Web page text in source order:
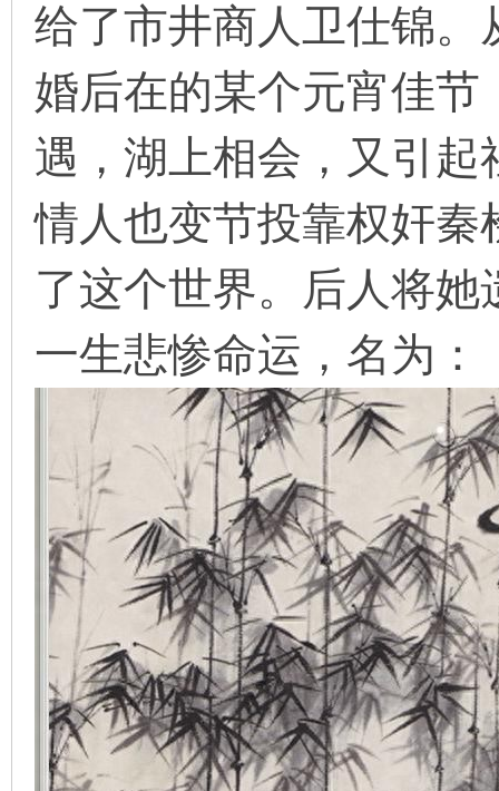
给了市井商人卫仕锦
婚后在的某个元宵佳
遇，湖上相会，又引
情人也变节投靠权奸
了这个世界。后人将
一生悲惨命运，名为：